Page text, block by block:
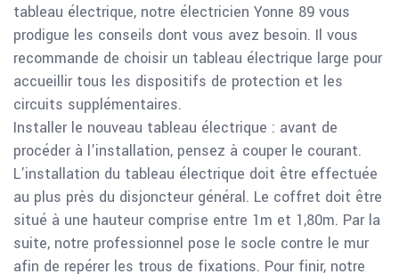
tableau électrique, notre électricien Yonne 89 vous
prodigue les conseils dont vous avez besoin. Il vous
recommande de choisir un tableau électrique large pour
accueillir tous les dispositifs de protection et les
circuits supplémentaires.
Installer le nouveau tableau électrique : avant de
procéder à l’installation, pensez à couper le courant.
L’installation du tableau électrique doit être effectuée
au plus près du disjoncteur général. Le coffret doit être
situé à une hauteur comprise entre 1m et 1,80m. Par la
suite, notre professionnel pose le socle contre le mur
afin de repérer les trous de fixations. Pour finir, notre